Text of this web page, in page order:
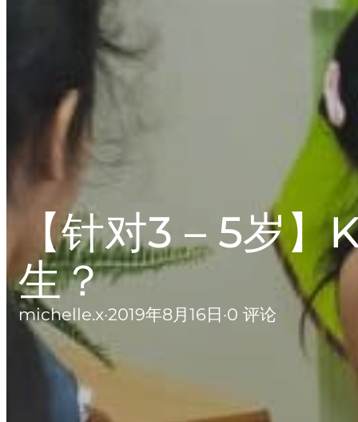
【针对3 – 5岁】
生？
michelle.x·2019年8月16日·0 评论